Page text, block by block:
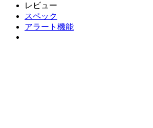
レビュー
スペック
アラート機能